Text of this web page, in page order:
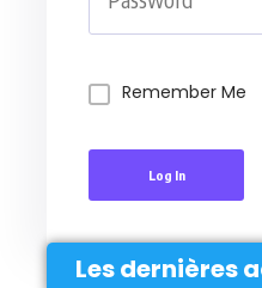
Remember Me
Log In
Les dernières